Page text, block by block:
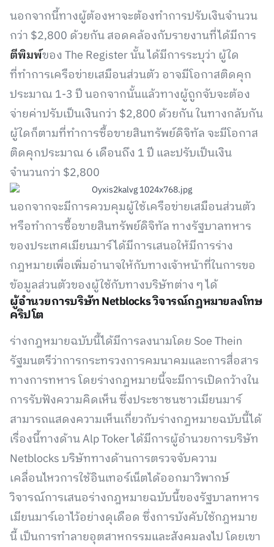
นอกจากนี้ทางผู้ต้องหาจะต้องทำการปรับเงินจำนวน
กว่า $2,800 ด้วยกัน สอดคล้องกับรายงานที่ได้มีการ
ตีพิมพ์ของ The Register นั้น ได้มีการระบุว่า ผู้ใด
ที่ทำการเครือข่ายเสมือนส่วนตัว อาจมีโอกาสติดคุก
ประมาณ 1-3 ปี นอกจากนั้นแล้วทางผู้ถูกจับจะต้อง
จ่ายค่าปรับเป็นเงินกว่า $2,800 ด้วยกัน ในทางกลับกัน
ผู้ใดก็ตามที่ทำการซื้อขายสินทรัพย์ดิจิทัล จะมีโอกาส
ติดคุกประมาณ 6 เดือนถึง 1 ปี และปรับเป็นเงิน
จำนวนกว่า $2,800
นอกจากจะมีการควบคุมผู้ใช้เครือข่ายเสมือนส่วนตัว
หรือทำการซื้อขายสินทรัพย์ดิจิทัล ทางรัฐบาลทหาร
ของประเทศเมียนมาร์ได้มีการเสนอให้มีการร่าง
กฎหมายเพื่อเพิ่มอำนาจให้กับทางเจ้าหน้าที่ในการขอ
ข้อมูลส่วนตัวของผู้ใช้กับทางบริษัทต่าง ๆ ได้
ผู้อำนวยการบริษัท Netblocks วิจารณ์กฎหมายลงโทษ
คริปโต
ร่างกฎหมายฉบับนี้ได้มีการลงนามโดย Soe Thein
รัฐมนตรีว่าการกระทรวงการคมนาคมและการสื่อสาร
ทางการทหาร โดยร่างกฎหมายนี้จะมีการเปิดกว้างใน
การรับฟังความคิดเห็น ซึ่งประชาชนชาวเมียนมาร์
สามารถแสดงความเห็นเกี่ยวกับร่างกฎหมายฉบับนี้ได้
เรื่องนี้ทางด้าน Alp Toker ได้มีการผู้อำนวยการบริษัท
Netblocks บริษัททางด้านการตรวจจับความ
เคลื่อนไหวการใช้อินเทอร์เน็ตได้ออกมาวิพากษ์
วิจารณ์การเสนอร่างกฎหมายฉบับนี้ของรัฐบาลทหาร
เมียนมาร์เอาไว้อย่างดุเดือด ซึ่งการบังคับใช้กฎหมาย
นี้ เป็นการทำลายอุตสาหกรรมและสังคมลงไป โดยเขา